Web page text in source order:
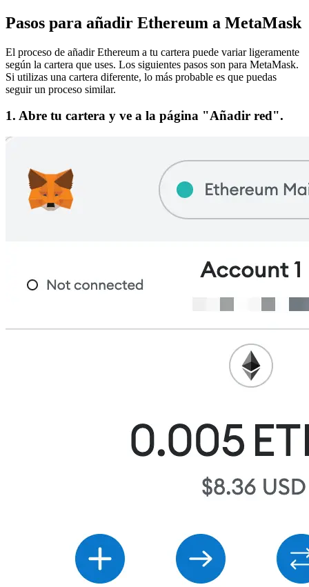
Pasos para añadir Ethereum a MetaMask
El proceso de añadir Ethereum a tu cartera puede variar ligeramente
según la cartera que uses. Los siguientes pasos son para MetaMask.
Si utilizas una cartera diferente, lo más probable es que puedas
seguir un proceso similar.
1. Abre tu cartera y ve a la página "Añadir red".